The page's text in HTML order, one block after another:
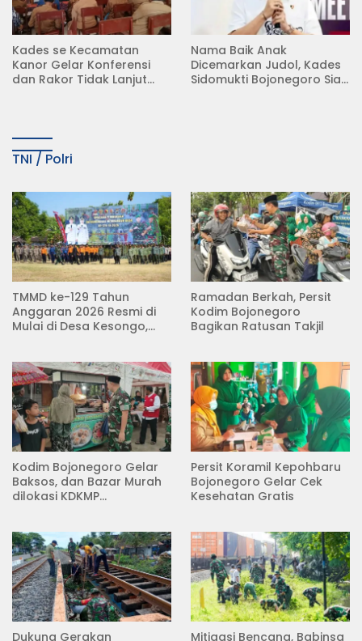
Kades se Kecamatan
Kanor Gelar Konferensi
dan Rakor Tidak Lanjut
Nama Baik Anak
Dicemarkan Judol, Kades
Sidomukti Bojonegoro Siap
TNI / Polri
TMMD ke-129 Tahun
Anggaran 2026 Resmi di
Mulai di Desa Kesongo,
Ramadan Berkah, Persit
Kodim Bojonegoro
Bagikan Ratusan Takjil
Kodim Bojonegoro Gelar
Baksos, dan Bazar Murah
dilokasi KDKMP
Persit Koramil Kepohbaru
Bojonegoro Gelar Cek
Kesehatan Gratis
Dukung Gerakan Mitigasi Bencana, Babinsa